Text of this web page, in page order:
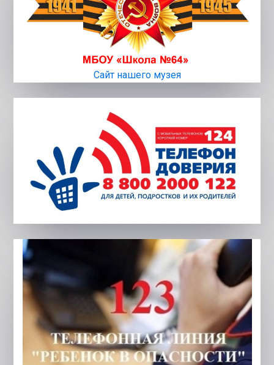
Сайт нашего музея